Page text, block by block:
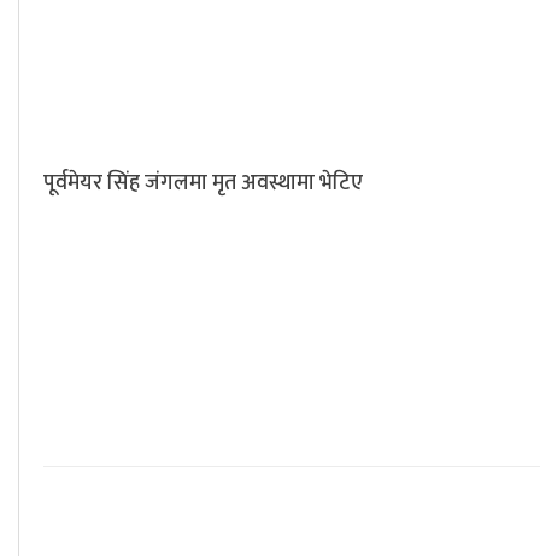
पूर्वमेयर सिंह जंगलमा मृत अवस्थामा भेटिए